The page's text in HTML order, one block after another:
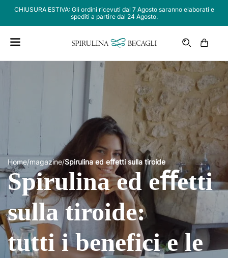
CHIUSURA ESTIVA: Gli ordini ricevuti dal 7 Agosto saranno elaborati e
spediti a partire dal 24 Agosto.
Carrello
Home/magazine/Spirulina ed eﬀetti sulla tiroide
Spirulina ed eﬀetti
sulla tiroide:
tutti i benefici e le